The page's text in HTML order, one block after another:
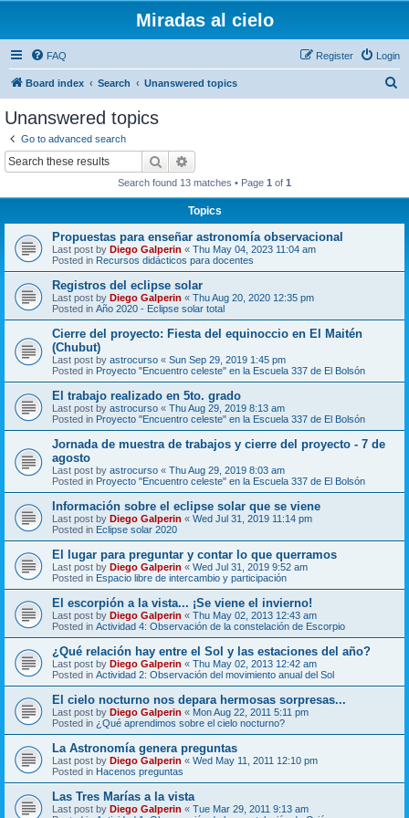
Miradas al cielo
FAQ Login
Register
Board index Search Unanswered topics
Unanswered topics
Go to advanced search
Search
Search found 13 matches • Page 1 of 1
Topics
Propuestas para enseñar astronomía observacional
Last post by Diego Galperin « Thu May 04, 2023 11:04 am
Posted in Recursos didácticos para docentes
Registros del eclipse solar
Last post by Diego Galperin « Thu Aug 20, 2020 12:35 pm
Posted in Año 2020 - Eclipse solar total
Cierre del proyecto: Fiesta del equinoccio en El Maitén
(Chubut)
Last post by astrocurso « Sun Sep 29, 2019 1:45 pm
Posted in Proyecto "Encuentro celeste" en la Escuela 337 de El Bolsón
El trabajo realizado en 5to. grado
Last post by astrocurso « Thu Aug 29, 2019 8:13 am
Posted in Proyecto "Encuentro celeste" en la Escuela 337 de El Bolsón
Jornada de muestra de trabajos y cierre del proyecto - 7 de
agosto
Last post by astrocurso « Thu Aug 29, 2019 8:03 am
Posted in Proyecto "Encuentro celeste" en la Escuela 337 de El Bolsón
Información sobre el eclipse solar que se viene
Last post by Diego Galperin « Wed Jul 31, 2019 11:14 pm
Posted in Eclipse solar 2020
El lugar para preguntar y contar lo que querramos
Last post by Diego Galperin « Wed Jul 31, 2019 9:52 am
Posted in Espacio libre de intercambio y participación
El escorpión a la vista... ¡Se viene el invierno!
Last post by Diego Galperin « Thu May 02, 2013 12:43 am
Posted in Actividad 4: Observación de la constelación de Escorpio
¿Qué relación hay entre el Sol y las estaciones del año?
Last post by Diego Galperin « Thu May 02, 2013 12:42 am
Posted in Actividad 2: Observación del movimiento anual del Sol
El cielo nocturno nos depara hermosas sorpresas...
Last post by Diego Galperin « Mon Aug 22, 2011 5:11 pm
Posted in ¿Qué aprendimos sobre el cielo nocturno?
La Astronomía genera preguntas
Last post by Diego Galperin « Wed May 11, 2011 12:10 pm
Posted in Hacenos preguntas
Las Tres Marías a la vista
Last post by Diego Galperin « Tue Mar 29, 2011 9:13 am